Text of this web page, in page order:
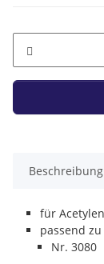
Beschreibung
für
passend
Nr. 3080